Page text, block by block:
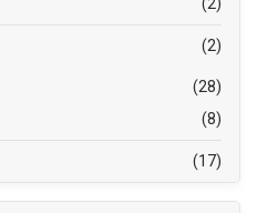
(2)
(28)
(8)
(17)